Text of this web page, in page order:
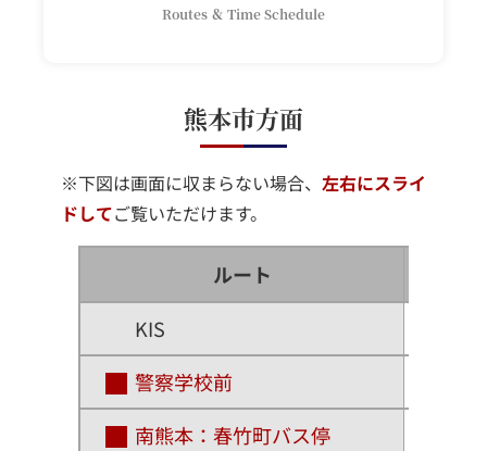
Routes ＆ Time Schedule
熊本市方面
※下図は画面に収まらない場合、 左右にスライ
ドしてご覧いただけます。
ルート
KIS
警察学校前
南熊本：春竹町バス停